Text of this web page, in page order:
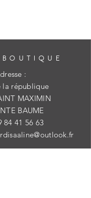
:
la république
MAXIMIN
BAUME
84 41 56 63